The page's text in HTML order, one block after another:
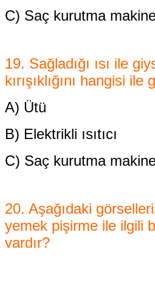
C) Saç kurutma
19. Sağladığı ısı ile
kırışıklığını hangisi ile
A) Ütü
B) Elektrikli ısıtıcı
C) Saç kurutma
20. Aşağıdaki
yemek pişirme ile ilgili
vardır?